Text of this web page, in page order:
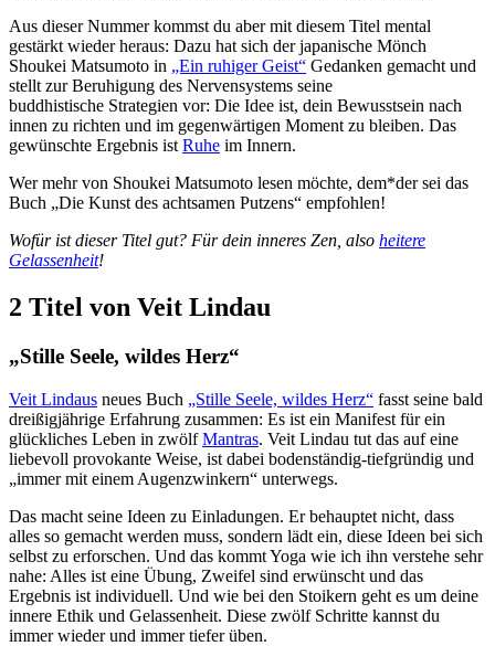
Aus dieser Nummer kommst du aber mit diesem Titel mental
gestärkt wieder heraus: Dazu hat sich der japanische Mönch
Shoukei Matsumoto in „Ein ruhiger Geist“ Gedanken gemacht und
stellt zur Beruhigung des Nervensystems seine
buddhistische Strategien vor: Die Idee ist, dein Bewusstsein nach
innen zu richten und im gegenwärtigen Moment zu bleiben. Das
gewünschte Ergebnis ist Ruhe im Innern.
Wer mehr von Shoukei Matsumoto lesen möchte, dem*der sei das
Buch „Die Kunst des achtsamen Putzens“ empfohlen!
Wofür ist dieser Titel gut? Für dein inneres Zen, also heitere
Gelassenheit!
2 Titel von Veit Lindau
„Stille Seele, wildes Herz“
Veit Lindaus neues Buch „Stille Seele, wildes Herz“ fasst seine bald
dreißigjährige Erfahrung zusammen: Es ist ein Manifest für ein
glückliches Leben in zwölfMantras. Veit Lindau tut das auf eine
liebevoll provokante Weise, ist dabei bodenständig-tiefgründig und
„immer mit einem Augenzwinkern“ unterwegs.
Das macht seine Ideen zu Einladungen. Er behauptet nicht, dass
alles so gemacht werden muss, sondern lädt ein, diese Ideen bei sich
selbst zu erforschen. Und das kommt Yoga wie ich ihn verstehe sehr
nahe: Alles ist eine Übung, Zweifel sind erwünscht und das
Ergebnis ist individuell. Und wie bei den Stoikern geht es um deine
innere Ethik und Gelassenheit. Diese zwölf Schritte kannst du
immer wieder und immer tiefer üben.